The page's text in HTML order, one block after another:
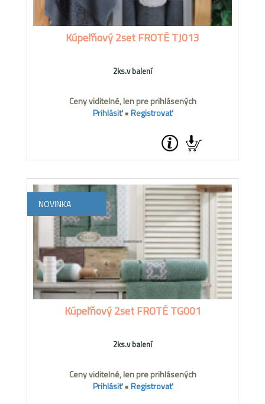
Kúpeľňový 2set FROTÉ TJ013
2ks.v balení
Ceny viditelné, len pre prihlásených
Prihlásiť•Registrovať
NOVINKA
Kúpeľňový 2set FROTÉ TG001
2ks.v balení
Ceny viditelné, len pre prihlásených
Prihlásiť•Registrovať